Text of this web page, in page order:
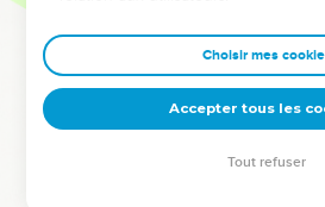
clés pour avancer avec plus de
deviennent vos tremplins. Que vous
équipe, un groupe ou une famille,
pour vous.
Choisir mes
Accepter tous les
Tout refuser